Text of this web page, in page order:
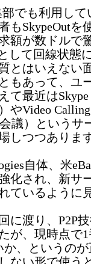
でも利用して
もSkypeOutを
額が数ドルで
して回線状態
とはいえない
もあって、ユ
て最近は
やVideo
議）という
しつつありま
自体、米
化され、新サ
ているように
に渡り、P2P
が、現時点で
か、というの